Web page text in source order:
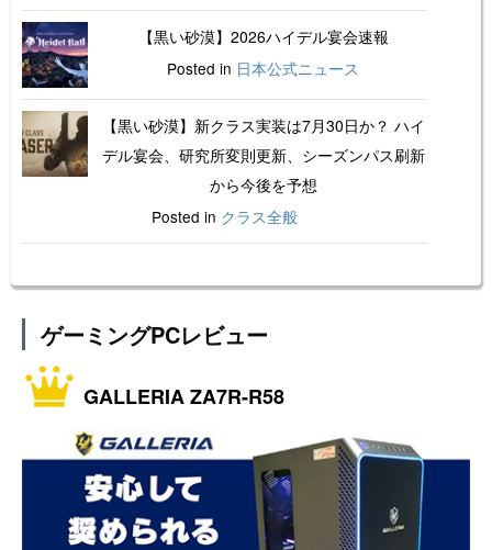
【黒い砂漠】2026ハイデル宴会速報
Posted in 日本公式ニュース
【黒い砂漠】新クラス実装は7月30日か？ ハイ
デル宴会、研究所変則更新、シーズンパス刷新
から今後を予想
Posted in クラス全般
ゲーミングPCレビュー
GALLERIA ZA7R-R58